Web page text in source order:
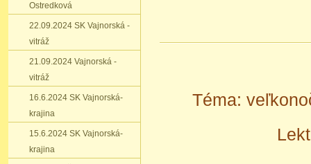
Téma:
Ostredková
22.09.2024 SK Vajnorská -
vitráž
21.09.2024 Vajnorská -
vitráž
16.6.2024 SK Vajnorská-
krajina
15.6.2024 SK Vajnorská-
krajina